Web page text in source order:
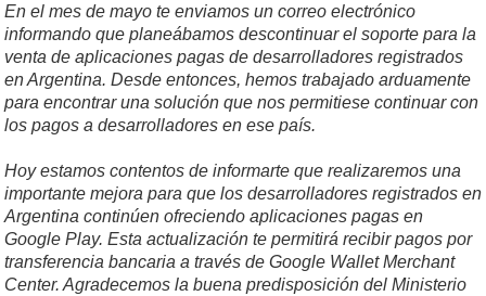
En el mes de mayo te enviamos un correo electrónico
informando que planeábamos descontinuar el soporte para la
venta de aplicaciones pagas de desarrolladores registrados
en Argentina. Desde entonces, hemos trabajado arduamente
para encontrar una solución que nos permitiese continuar con
los pagos a desarrolladores en ese país.
Hoy estamos contentos de informarte que realizaremos una
importante mejora para que los desarrolladores registrados en
Argentina continúen ofreciendo aplicaciones pagas en
Google Play. Esta actualización te permitirá recibir pagos por
transferencia bancaria a través de Google Wallet Merchant
Center. Agradecemos la buena predisposición del Ministerio